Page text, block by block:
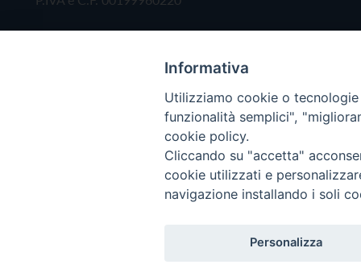
Copyright © 2019 - Tutti i diritti riservati - Vita
Informativa
Utilizziamo cookie o
funzionalità semplici",
cookie policy.
Cliccando su "accetta"
cookie utilizzati e
navigazione installando i soli
Personalizza